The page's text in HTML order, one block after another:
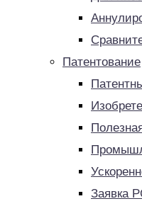
Патентование
Заявка